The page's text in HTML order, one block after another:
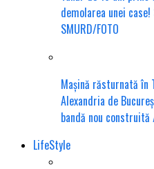
demolarea unei
SMURD/FOTO
Mașină răsturnată în
Alexandria de
bandă nou construită
LifeStyle